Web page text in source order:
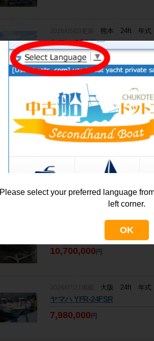
熊本 24ft 年式
ヤマハ AR240
6,450,000 円
2026/06/08掲載千葉 24ft 年式：
ヤマハ 242 LIMITED S
6,500,000円
福岡 24ft 年式：
ヤマハ YFR-24
5,500,000
宮崎 24ft 年式：
10,700,000円
大阪 24ft 年式
ヤマハ YFR-24FSR
7,980,000円
Please select your preferred language
left corner.
OK